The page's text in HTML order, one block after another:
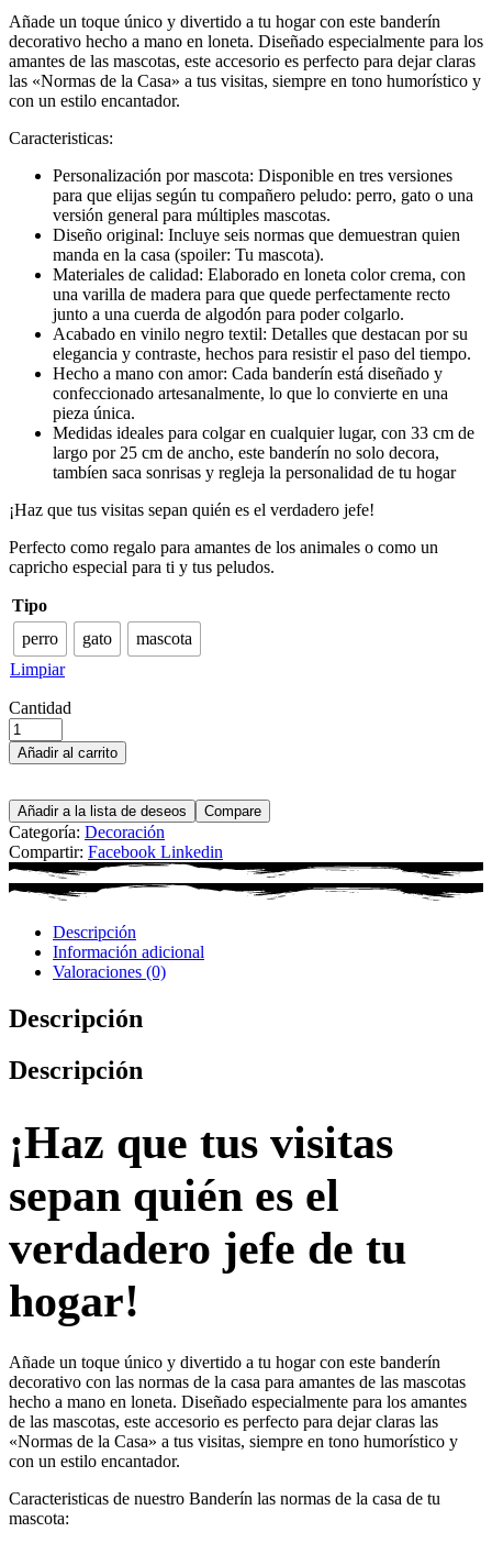
Añade un toque único y divertido a tu hogar con este banderín
decorativo hecho a mano en loneta. Diseñado especialmente para los
amantes de las mascotas, este accesorio es perfecto para dejar claras
las «Normas de la Casa» a tus visitas, siempre en tono humorístico y
con un estilo encantador.
Caracteristicas:
Personalización por mascota: Disponible en tres versiones
para que elijas según tu compañero peludo: perro, gato o una
versión general para múltiples mascotas.
Diseño original: Incluye seis normas que demuestran quien
manda en la casa (spoiler: Tu mascota).
Materiales de calidad: Elaborado en loneta color crema, con
una varilla de madera para que quede perfectamente recto
junto a una cuerda de algodón para poder colgarlo.
Acabado en vinilo negro textil: Detalles que destacan por su
elegancia y contraste, hechos para resistir el paso del tiempo.
Hecho a mano con amor: Cada banderín está diseñado y
confeccionado artesanalmente, lo que lo convierte en una
pieza única.
Medidas ideales para colgar en cualquier lugar, con 33 cm de
largo por 25 cm de ancho, este banderín no solo decora,
tambíen saca sonrisas y regleja la personalidad de tu hogar
¡Haz que tus visitas sepan quién es el verdadero jefe!
Perfecto como regalo para amantes de los animales o como un
capricho especial para ti y tus peludos.
Tipo
perro
gato
mascota
Limpiar
Cantidad
Añadir al carrito
Añadir a la lista de deseos Compare
Categoría: Decoración
Compartir: Facebook Linkedin
Descripción
Información adicional
Valoraciones (0)
Descripción
Descripción
¡Haz que tus visitas
sepan quién es el
verdadero jefe de tu
hogar!
Añade un toque único y divertido a tu hogar con este banderín
decorativo con las normas de la casa para amantes de las mascotas
hecho a mano en loneta. Diseñado especialmente para los amantes
de las mascotas, este accesorio es perfecto para dejar claras las
«Normas de la Casa» a tus visitas, siempre en tono humorístico y
con un estilo encantador.
Caracteristicas de nuestro Banderín las normas de la casa de tu
mascota: